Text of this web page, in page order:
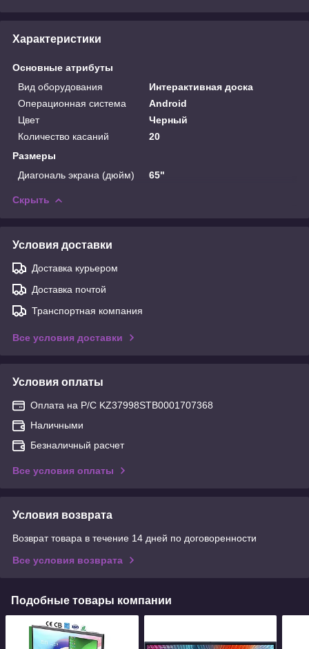
Характеристики
Основные атрибуты
Вид оборудования
Интерактивная доска
Операционная система
Android
Цвет
Черный
Количество касаний
20
Размеры
Диагональ экрана (дюйм)
65"
Скрыть
Условия доставки
Доставка курьером
Доставка почтой
Транспортная компания
Все условия доставки
Условия оплаты
Оплата на Р/С KZ37998STB0001707368
Наличными
Безналичный расчет
Все условия оплаты
Условия возврата
Возврат товара в течение 14 дней по договоренности
Все условия возврата
Подобные товары компании